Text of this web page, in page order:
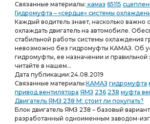
Связанные материалы: камаз 65115
Гидромуфта – «сердце» системы
Каждый водитель знает, насколько важно
охлаждать двигатель на автомобиле.
стабильной работы системы охлаждения
невозможно без гидромуфты КАМАЗ. Об
гидромуфты, ее назначении и правильной
читайте в нашем...
Дата публикации:24.08.2019
Связанные материалы:КАМАЗ гидромуфта
привод вентилятора ЯМЗ 236 238 муфта
Двигатель ЯМЗ 238 М: стоит ли покупать?
Блок двигатель ЯМЗ 238 – базовый
разработанный одноименным заводом-